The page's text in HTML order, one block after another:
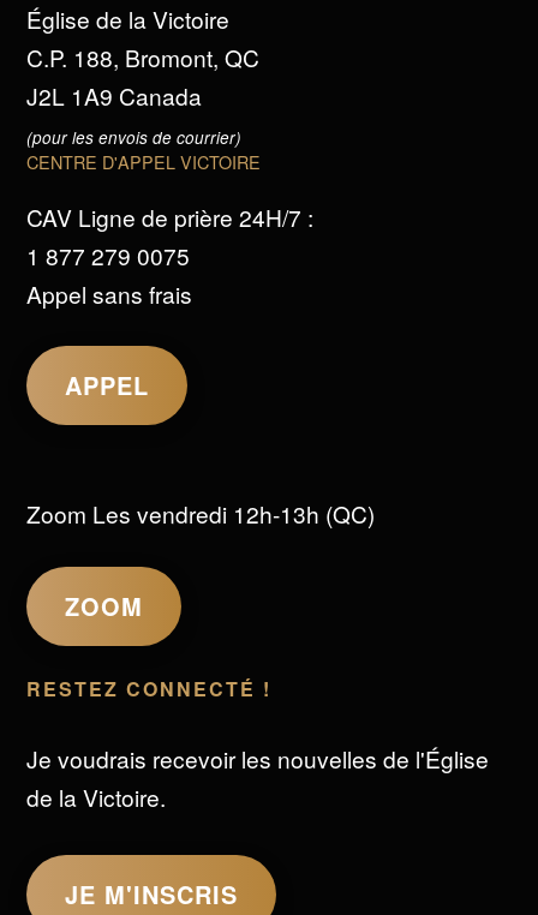
Église de la Victoire
C.P. 188, Bromont, QC
J2L 1A9 Canada
(pour les envois de courrier)
CENTRE D'APPEL VICTOIRE
CAV Ligne de prière 24H/7 :
1 877 279 0075
Appel sans frais
APPEL
Zoom Les vendredi 12h-13h (QC)
ZOOM
RESTEZ CONNECTÉ !
Je voudrais recevoir les nouvelles de l'Église
de la Victoire.
JE M'INSCRIS